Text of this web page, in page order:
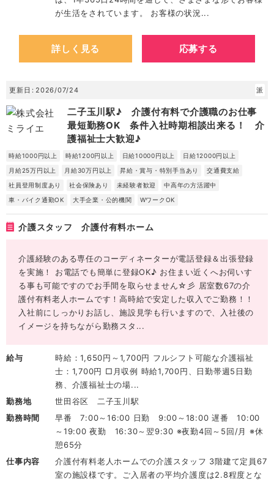
が生活をされています。 お客様の状況...
詳しく見る 応募する
更新日 2026/07/24 派
二子玉川駅♪ 介護付有料で介護職のお仕事
最短勤務OK 条件入社時期相談出来る！ 介
護福祉士大歓迎♪
時給1000円以上 時給1200円以上 日給10000円以上
日給12000円以上
月給25万円以上
月給30万円以上 昇給・賞与・特別手当あり
交通費支給
社員登用制度あり
社会保険あり 未経験者歓迎
中高年の方活躍中
車・バイク通勤OK
大手企業・公的機関 WワークOK
介護スタッフ 介護付有料ホーム
介護経験のある専任のコーディネーターが電話登録＆出張登録
を実施！ お電話でも簡単に登録OK♪ お住まい近くへお伺いす
る事も可能ですのでお手間を取らせません☆彡 居室数67の介
護付有料老人ホームです！高時給で安定した収入でご勤務！！
入社前にしっかりお話し、施設見学も行いますので、入社後の
イメージを持ちながら勤務スタ...
給与
時給：1,650円～1,700円 フルシフト可能な介護福祉
士：1,700円 □月収例 時給1,700円、日勤帯週5日勤
務、介護福祉士の場...
勤務地
世田谷区 二子玉川駅
勤務時間
早番 7:00～16:00 日勤 9:00～18:00 遅番 10:00
～19:00 夜勤 16:30～翌9:30 ※夜勤4回～5回/月 ※休
憩65分
仕事内容
介護付有料老人ホームでの介護スタッフ 3階建て定員67
室の施設様です。ご入居者の平均介護度は2.8程度とな